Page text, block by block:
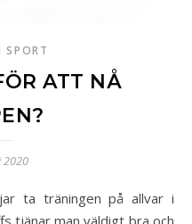
SPORT
ATT NÅ
2020
tjänar man väldigt bra och